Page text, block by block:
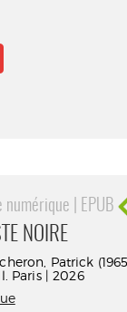
numérique | EPUB
NOIRE
Patrick
Paris | 2026